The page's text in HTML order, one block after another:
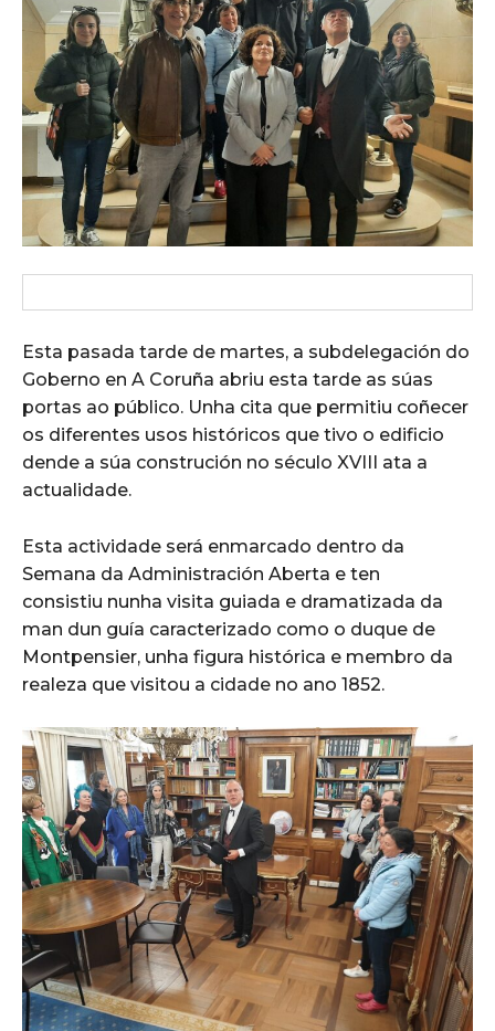
Esta pasada tarde de martes, a subdelegación do
Goberno en A Coruña abriu esta tarde as súas
portas ao público. Unha cita que permitiu coñecer
os diferentes usos históricos que tivo o edificio
dende a súa construción no século XVIII ata a
actualidade.
Esta actividade será enmarcado dentro da
Semana da Administración Aberta e ten
consistiu nunha visita guiada e dramatizada da
man dun guía caracterizado como o duque de
Montpensier, unha figura histórica e membro da
realeza que visitou a cidade no ano 1852.